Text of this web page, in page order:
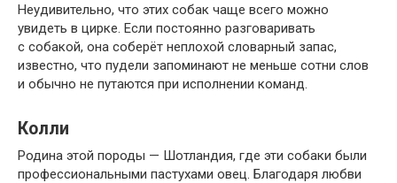
Неудивительно, что этих собак чаще всего можно
увидеть в цирке. Если постоянно разговаривать
с собакой, она соберёт неплохой словарный запас,
известно, что пудели запоминают не меньше сотни слов
и обычно не путаются при исполнении команд.
Колли
Родина этой породы — Шотландия, где эти собаки были
профессиональными пастухами овец. Благодаря любви